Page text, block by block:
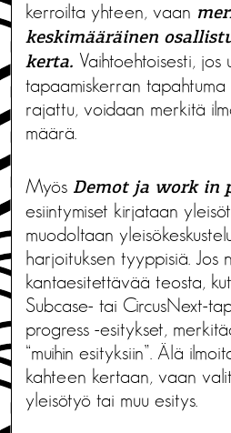
kerroilta yhteen, vaan
keskimääräinen
kerta. Vaihtoehtoisesti, jos
tapaamiskerran tapahtuma
rajattu, voidaan merkitä
määrä.
Myös Demot ja work in
esiintymiset kirjataan
muodoltaan
harjoituksen tyyppisiä. Jos
kantaesitettävää teosta,
Subcase- tai CircusNext-
progress -esitykset,
“muihin esityksiin”. Älä
kahteen kertaan, vaan
yleisötyö tai muu esitys.